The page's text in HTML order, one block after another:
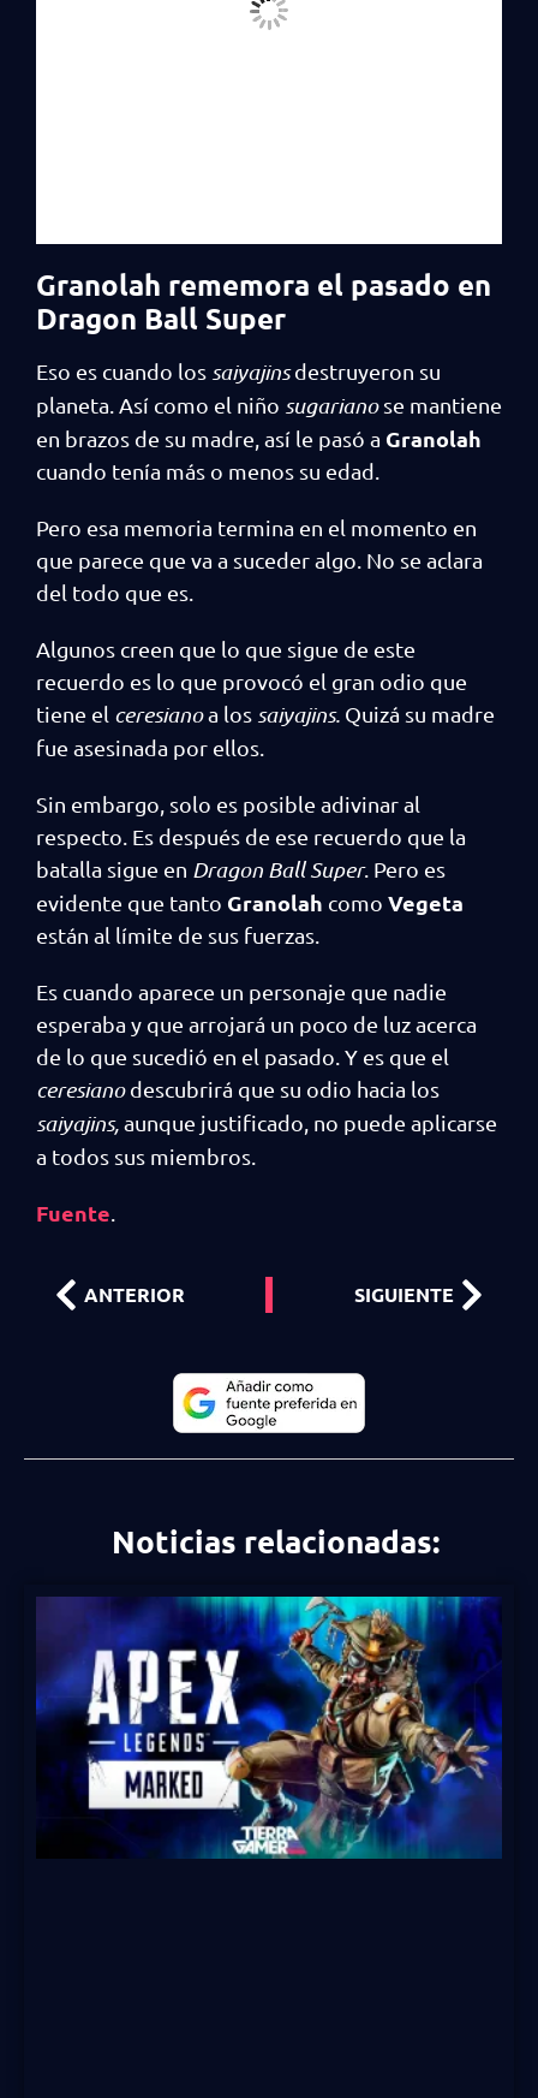
Granolah rememora el pasado en
Dragon Ball Super
Eso es cuando los saiyajinsdestruyeron su
planeta. Así como el niño sugarianose mantiene
en brazos de su madre, así le pasó a Granolah
cuando tenía más o menos su edad.
Pero esa memoria termina en el momento en
que parece que va a suceder algo. No se aclara
del todo que es.
Algunos creen que lo que sigue de este
recuerdo es lo que provocó el gran odio que
tiene el ceresianoa los saiyajins. Quizá su madre
fue asesinada por ellos.
Sin embargo, solo es posible adivinar al
respecto. Es después de ese recuerdo que la
batalla sigue en Dragon Ball Super. Pero es
evidente que tanto Granolah como Vegeta
están al límite de sus fuerzas.
Es cuando aparece un personaje que nadie
esperaba y que arrojará un poco de luz acerca
de lo que sucedió en el pasado. Y es que el
ceresianodescubrirá que su odio hacia los
saiyajins,aunque justificado, no puede aplicarse
a todos sus miembros.
Fuente
ANTERIOR SIGUIENTE
Noticias relacionadas: